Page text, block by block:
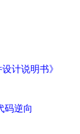
计说明书》
码逆向